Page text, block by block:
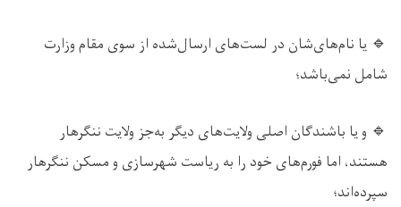
🔹 یا نام‌های‌شان در لست‌های ارسال‌شده از سوی مقام وزارت
شامل نمی‌باشد؛
🔹 ویا باشندگان اصلی ولایت‌های دیگر به‌جز ولایت ننگرهار
هستند، اما فورم‌های خود را به ریاست شهرسازی و مسکن ننگرهار
سپرده‌اند؛